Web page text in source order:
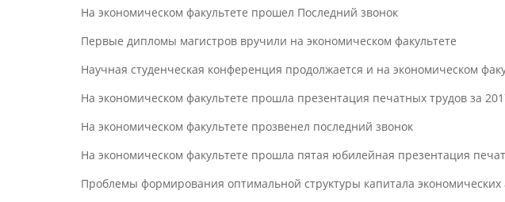
На экономическом факультете прошел Последний звонок
Первые дипломы магистров вручили на экономическом факультете
Научная студенческая конференция продолжается и на экономическом
На экономическом факультете прошла презентация печатных трудов за
На экономическом факультете прозвенел последний звонок
На экономическом факультете прошла пятая юбилейная презентация
Проблемы формирования оптимальной структуры капитала экономических